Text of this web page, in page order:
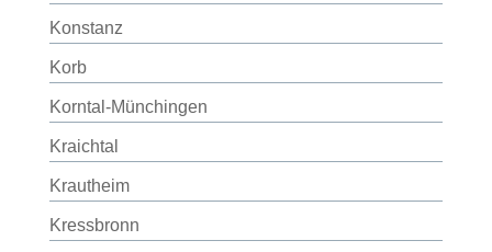
Konstanz
Korb
Korntal-Münchingen
Kraichtal
Krautheim
Kressbronn